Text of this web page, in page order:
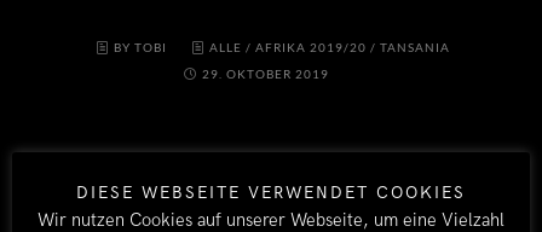
BY TOBI ALLE /AFRIKA 2019/20 /TANSANIA
29. OKTOBER 2019
DIESE WEBSEITE VERWENDET COOKIES
Wir nutzen Cookies auf unserer Webseite, um eine Vielzahl